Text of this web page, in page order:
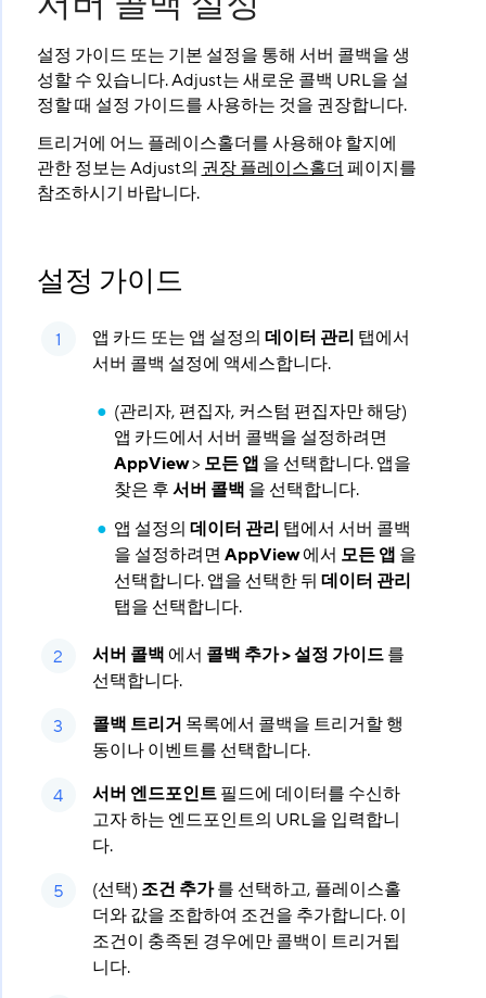
설정 가이드 또는 기본 설정을 통해 서버 콜백을 생
성할 수 있습니다. Adjust는 새로운 콜백 URL을 설
정할 때 설정 가이드를 사용하는 것을 권장합니다.
트리거에 어느 플레이스홀더를 사용해야 할지에
관한 정보는 Adjust의 권장 플레이스홀더 페이지를
참조하시기 바랍니다.
설정 가이드
앱 카드 또는 앱 설정의 데이터 관리 탭에서
서버 콜백 설정에 액세스합니다.
(관리자, 편집자, 커스텀 편집자만 해당)
앱 카드에서 서버 콜백을 설정하려면
AppView> 모든 앱 을 선택합니다. 앱을
찾은 후서버 콜백 을 선택합니다.
앱 설정의 데이터 관리 탭에서 서버 콜백
을 설정하려면 AppView에서 모든 앱 을
선택합니다. 앱을 선택한 뒤 데이터 관리
탭을 선택합니다.
서버 콜백 에서 콜백 추가 > 설정 가이드를
선택합니다.
콜백 트리거 목록에서 콜백을 트리거할 행
동이나 이벤트를 선택합니다.
서버 엔드포인트필드에 데이터를 수신하
고자 하는 엔드포인트의 URL을 입력합니
다.
(선택) 조건 추가를 선택하고, 플레이스홀
더와 값을 조합하여 조건을 추가합니다. 이
조건이 충족된 경우에만 콜백이 트리거됩
니다.